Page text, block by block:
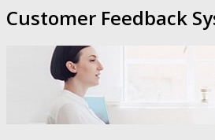
Customer Feedback